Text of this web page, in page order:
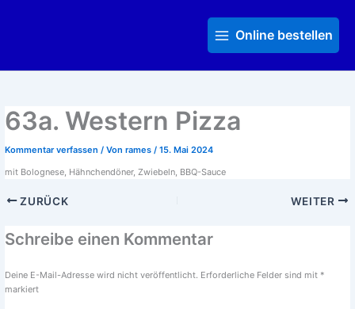
MenuOnline bestellen
63a. Western Pizza
Kommentar verfassen / Von rames / 15. Mai 2024
mit Bolognese, Hähnchendöner, Zwiebeln, BBQ-Sauce
ZURÜCK WEITER
Schreibe einen Kommentar
Deine E-Mail-Adresse wird nicht veröffentlicht. Erforderliche Felder sind mit *
markiert